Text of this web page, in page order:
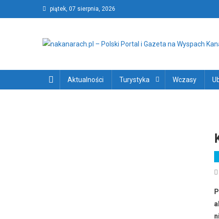
to
piątek, 07 sierpnia, 2026
Aktualności Turystyka Wczasy